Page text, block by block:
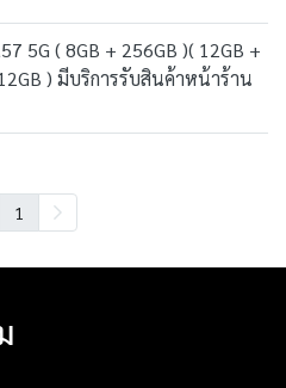
5G ( 8GB + 256GB )( 12GB +
) มีบริการรับสินค้าหน้าร้าน
1